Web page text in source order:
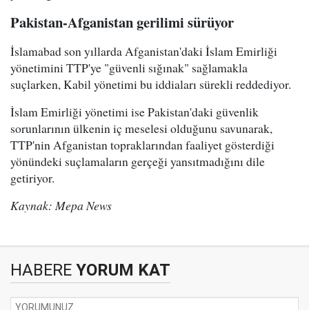
Pakistan-Afganistan gerilimi sürüyor
İslamabad son yıllarda Afganistan'daki İslam Emirliği
yönetimini TTP'ye "güvenli sığınak" sağlamakla
suçlarken, Kabil yönetimi bu iddiaları sürekli reddediyor.
İslam Emirliği yönetimi ise Pakistan'daki güvenlik
sorunlarının ülkenin iç meselesi olduğunu savunarak,
TTP'nin Afganistan topraklarından faaliyet gösterdiği
yönündeki suçlamaların gerçeği yansıtmadığını dile
getiriyor.
Kaynak: Mepa News
HABERE YORUM KAT